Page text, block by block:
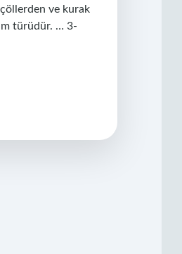
ve kurak
türüdür. … 3-